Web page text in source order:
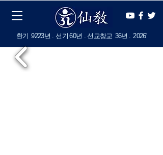
​환기 9223년 . 선기 60년 . 선교창교 36년 . 2026'